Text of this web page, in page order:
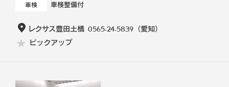
車検 車検整備付
レクサス豊田土橋 0565-24-5839（愛知）
ピックアップ